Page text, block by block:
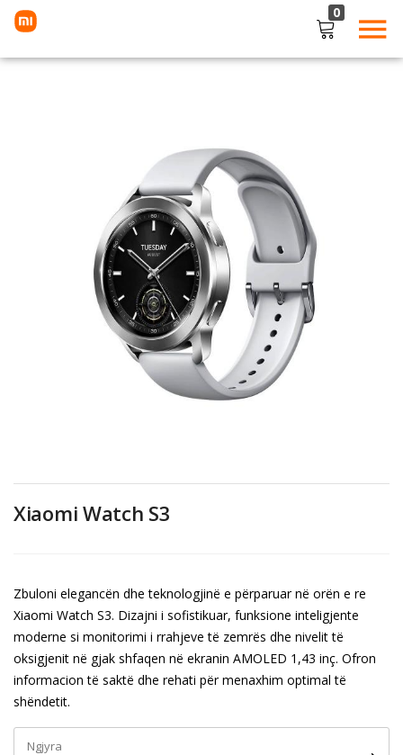
0
Remember me Lost password?
Xiaomi Watch S3
Zbuloni elegancën dhe teknologjinë e përparuar në orën e re
Xiaomi Watch S3. Dizajni i sofistikuar, funksione inteligjente
moderne si monitorimi i rrahjeve të zemrës dhe nivelit të
oksigjenit në gjak shfaqen në ekranin AMOLED 1,43 inç. Ofron
informacion të saktë dhe rehati për menaxhim optimal të
shëndetit.
Ngjyra